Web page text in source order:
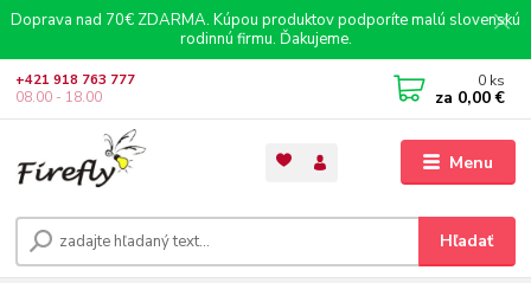
Doprava nad 70€ ZDARMA. Kúpou produktov podporíte malú slovenskú
rodinnú firmu. Ďakujeme.
Menu
Hľadať
+421 918 763 777
08.00 - 18.00
0 ks
za 0,00 €